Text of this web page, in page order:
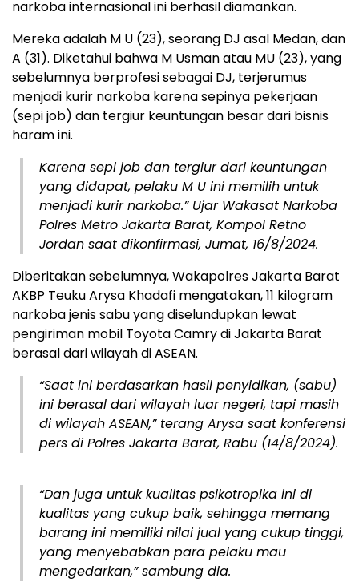
narkoba internasional ini berhasil diamankan.
Mereka adalah M U (23), seorang DJ asal Medan, dan
A (31). Diketahui bahwa M Usman atau MU (23), yang
sebelumnya berprofesi sebagai DJ, terjerumus
menjadi kurir narkoba karena sepinya pekerjaan
(sepi job) dan tergiur keuntungan besar dari bisnis
haram ini.
Karena sepi job dan tergiur dari keuntungan
yang didapat, pelaku M U ini memilih untuk
menjadi kurir narkoba.” Ujar Wakasat Narkoba
Polres Metro Jakarta Barat, Kompol Retno
Jordan saat dikonfirmasi, Jumat, 16/8/2024.
Diberitakan sebelumnya, Wakapolres Jakarta Barat
AKBP Teuku Arysa Khadafi mengatakan, 11 kilogram
narkoba jenis sabu yang diselundupkan lewat
pengiriman mobil Toyota Camry di Jakarta Barat
berasal dari wilayah di ASEAN.
“Saat ini berdasarkan hasil penyidikan, (sabu)
ini berasal dari wilayah luar negeri, tapi masih
di wilayah ASEAN,” terang Arysa saat konferensi
pers di Polres Jakarta Barat, Rabu (14/8/2024).
“Dan juga untuk kualitas psikotropika ini di
kualitas yang cukup baik, sehingga memang
barang ini memiliki nilai jual yang cukup tinggi,
yang menyebabkan para pelaku mau
mengedarkan,” sambung dia.